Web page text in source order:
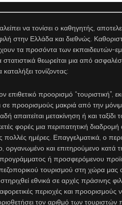
να τονίσει ο καθηγητής,
στην Ελλάδα και διεθνώς.
τα προσόντα των
θεωρείται μια από
τονίζοντας:
προορισμό “τουριστική”,
σε προορισμούς μακριά από την
απαιτείται μετακίνηση ή και ταξίδι
φορές μια περιπατητική διαδρομή
ημέρες. Επαγγελματικά, ο
οργανωμένο και επιτηρούμενο κατά
προγράμματος ή προσφερόμενου
τουρισμού στη χώρα μας
εθνικά σε αρχές πράσινης
περιοχές και προορισμούς
τον αριθμό των τουριστών